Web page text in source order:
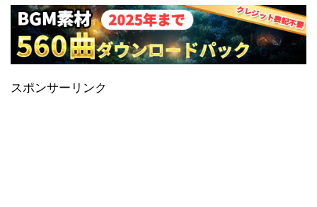
スポンサーリンク